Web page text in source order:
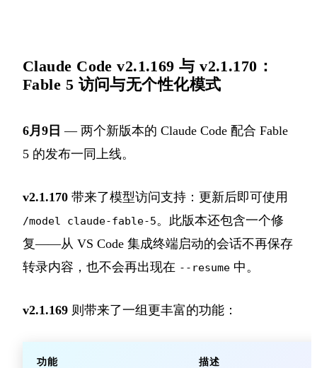
Claude Code v2.1.169 与 v2.1.170：
Fable 5 访问与无个性化模式
6月9日 — 两个新版本的 Claude Code 配合 Fable
5 的发布一同上线。
v2.1.170 带来了模型访问支持：更新后即可使用
/model claude-fable-5。此版本还包含一个修
复——从 VS Code 集成终端启动的会话不再保存
转录内容，也不会再出现在 --resume 中。
v2.1.169 则带来了一组更丰富的功能：
功能 描述